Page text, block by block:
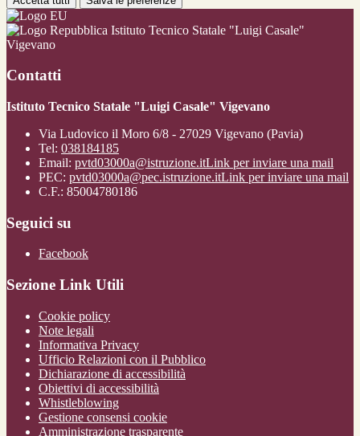
Istituto Tecnico Statale "Luigi Casale"
Vigevano
Contatti
Istituto Tecnico Statale "Luigi Casale" Vigevano
Via Ludovico il Moro 6/8 - 27029 Vigevano (Pavia)
Tel: 038184185
Email: pvtd03000a@istruzione.itLink per inviare una mail
PEC: pvtd03000a@pec.istruzione.itLink per inviare una mail
C.F.: 85004780186
Seguici su
Facebook
Sezione Link Utili
Cookie policy
Note legali
Informativa Privacy
Ufficio Relazioni con il Pubblico
Dichiarazione di accessibilità
Obiettivi di accessibilità
Whistleblowing
Gestione consensi cookie
Amministrazione trasparente